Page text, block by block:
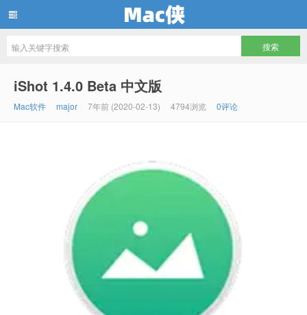
iShot 1.4.0 Beta 中文版
Mac软件 major 7年前 (2020-02-13) 4794浏览 0评论